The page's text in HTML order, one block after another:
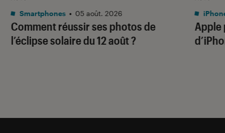
Comment réussir ses photos de
l’éclipse solaire du 12 août ?
Smartphones • 05 août. 2026
Apple